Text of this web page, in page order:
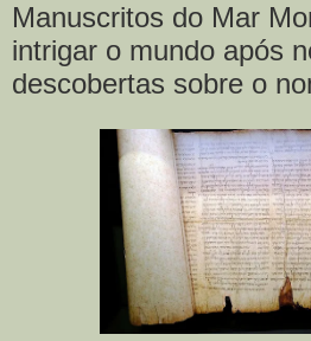
Manuscritos do Mar
intrigar o mundo após
descobertas sobre o